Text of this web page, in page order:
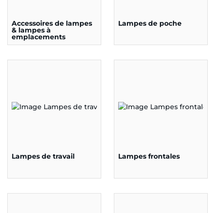
Accessoires de lampes
& lampes à
emplacements
multiples
Lampes de poche
Lampes de travail Lampes frontales